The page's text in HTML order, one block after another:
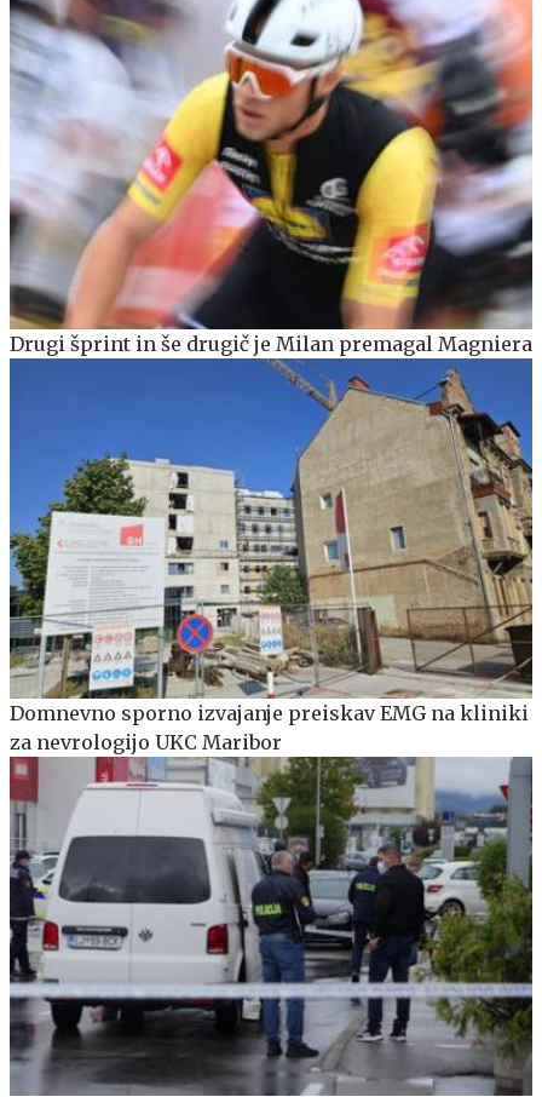
Drugi šprint in še drugič je Milan premagal Magniera
Domnevno sporno izvajanje preiskav EMG na kliniki
za nevrologijo UKC Maribor